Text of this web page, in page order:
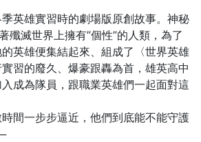
英雄實習時的劇場版原創故事。神秘
殲滅世界上擁有”個性”的人類，為了
英雄便集結起來、組成了〈世界英雄
習的廢久、爆豪跟轟為首，雄英高中
成為隊員，跟職業英雄們一起面對這
間一步步逼近，他們到底能不能守護